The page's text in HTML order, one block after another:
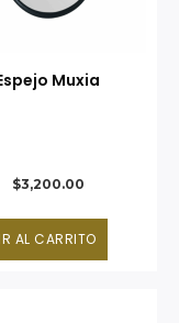
Muxia
$3,200.00
AL CARRITO